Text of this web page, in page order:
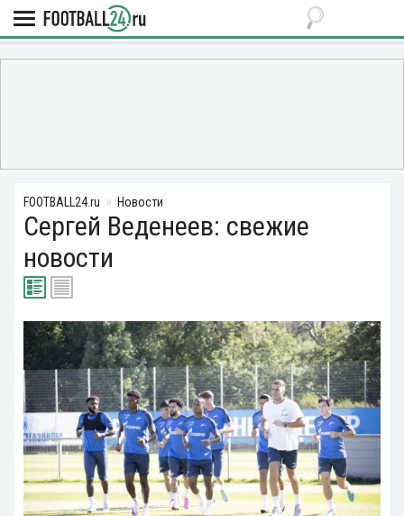
FOOTBALL24.ru Новости
Сергей Веденеев: свежие
новости